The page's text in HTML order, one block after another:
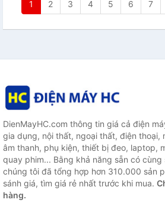
1 2 3 4 5 6 7
DienMayHC.com thông tin giá cả điện
gia dụng, nội thất, ngoại thất, điện thoại,
âm thanh, phụ kiện, thiết bị đeo, laptop,
quay phim... Bằng khả năng sẵn có
chúng tôi đã tổng hợp hơn 310.000 sản
sánh giá, tìm giá rẻ nhất trước khi mua.
hàng.